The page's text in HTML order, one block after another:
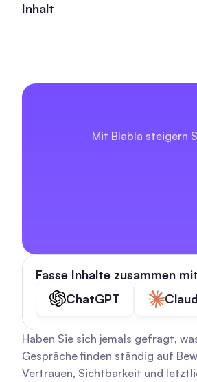
Inhalt
Fasse Inhalte zusammen mit
ChatGPT
Haben Sie sich jemals gefragt,
Gespräche finden ständig auf
Vertrauen, Sichtbarkeit und
Mit Blabla steigern